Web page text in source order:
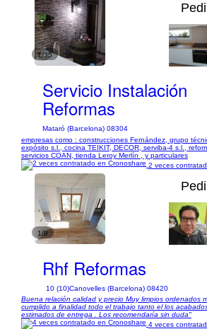
1/35
Servicio Instalación
Reformas
Mataró (Barcelona) 08304
empresas como : construcciones Fernández, grupo
expósito s.l., cocina TEIKIT, DECOR, serviba-4 s.l.,
servicios COAN, tienda Leroy Merlín , y particulares
2 veces
1/8
Rhf Reformas
10 (10)Canovelles (Barcelona) 08420
Buena relación calidad y precio Muy limpios ordenados
cumplido a finalidad todo el trabajo tanto el los
estimados de entrega . Los recomendaría sin duda"
4 veces